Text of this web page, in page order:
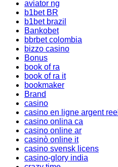
aviator ng
b1bet BR
b1bet brazil
Bankobet
bbrbet colombia
bizzo casino
Bonus
book of ra
book of ra it
bookmaker
Brand
casino
casino en ligne argent reel
casino onlina ca
casino online ar
casinò online it
casino svensk licens
casino-glory india